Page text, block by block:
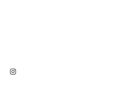
Instagram